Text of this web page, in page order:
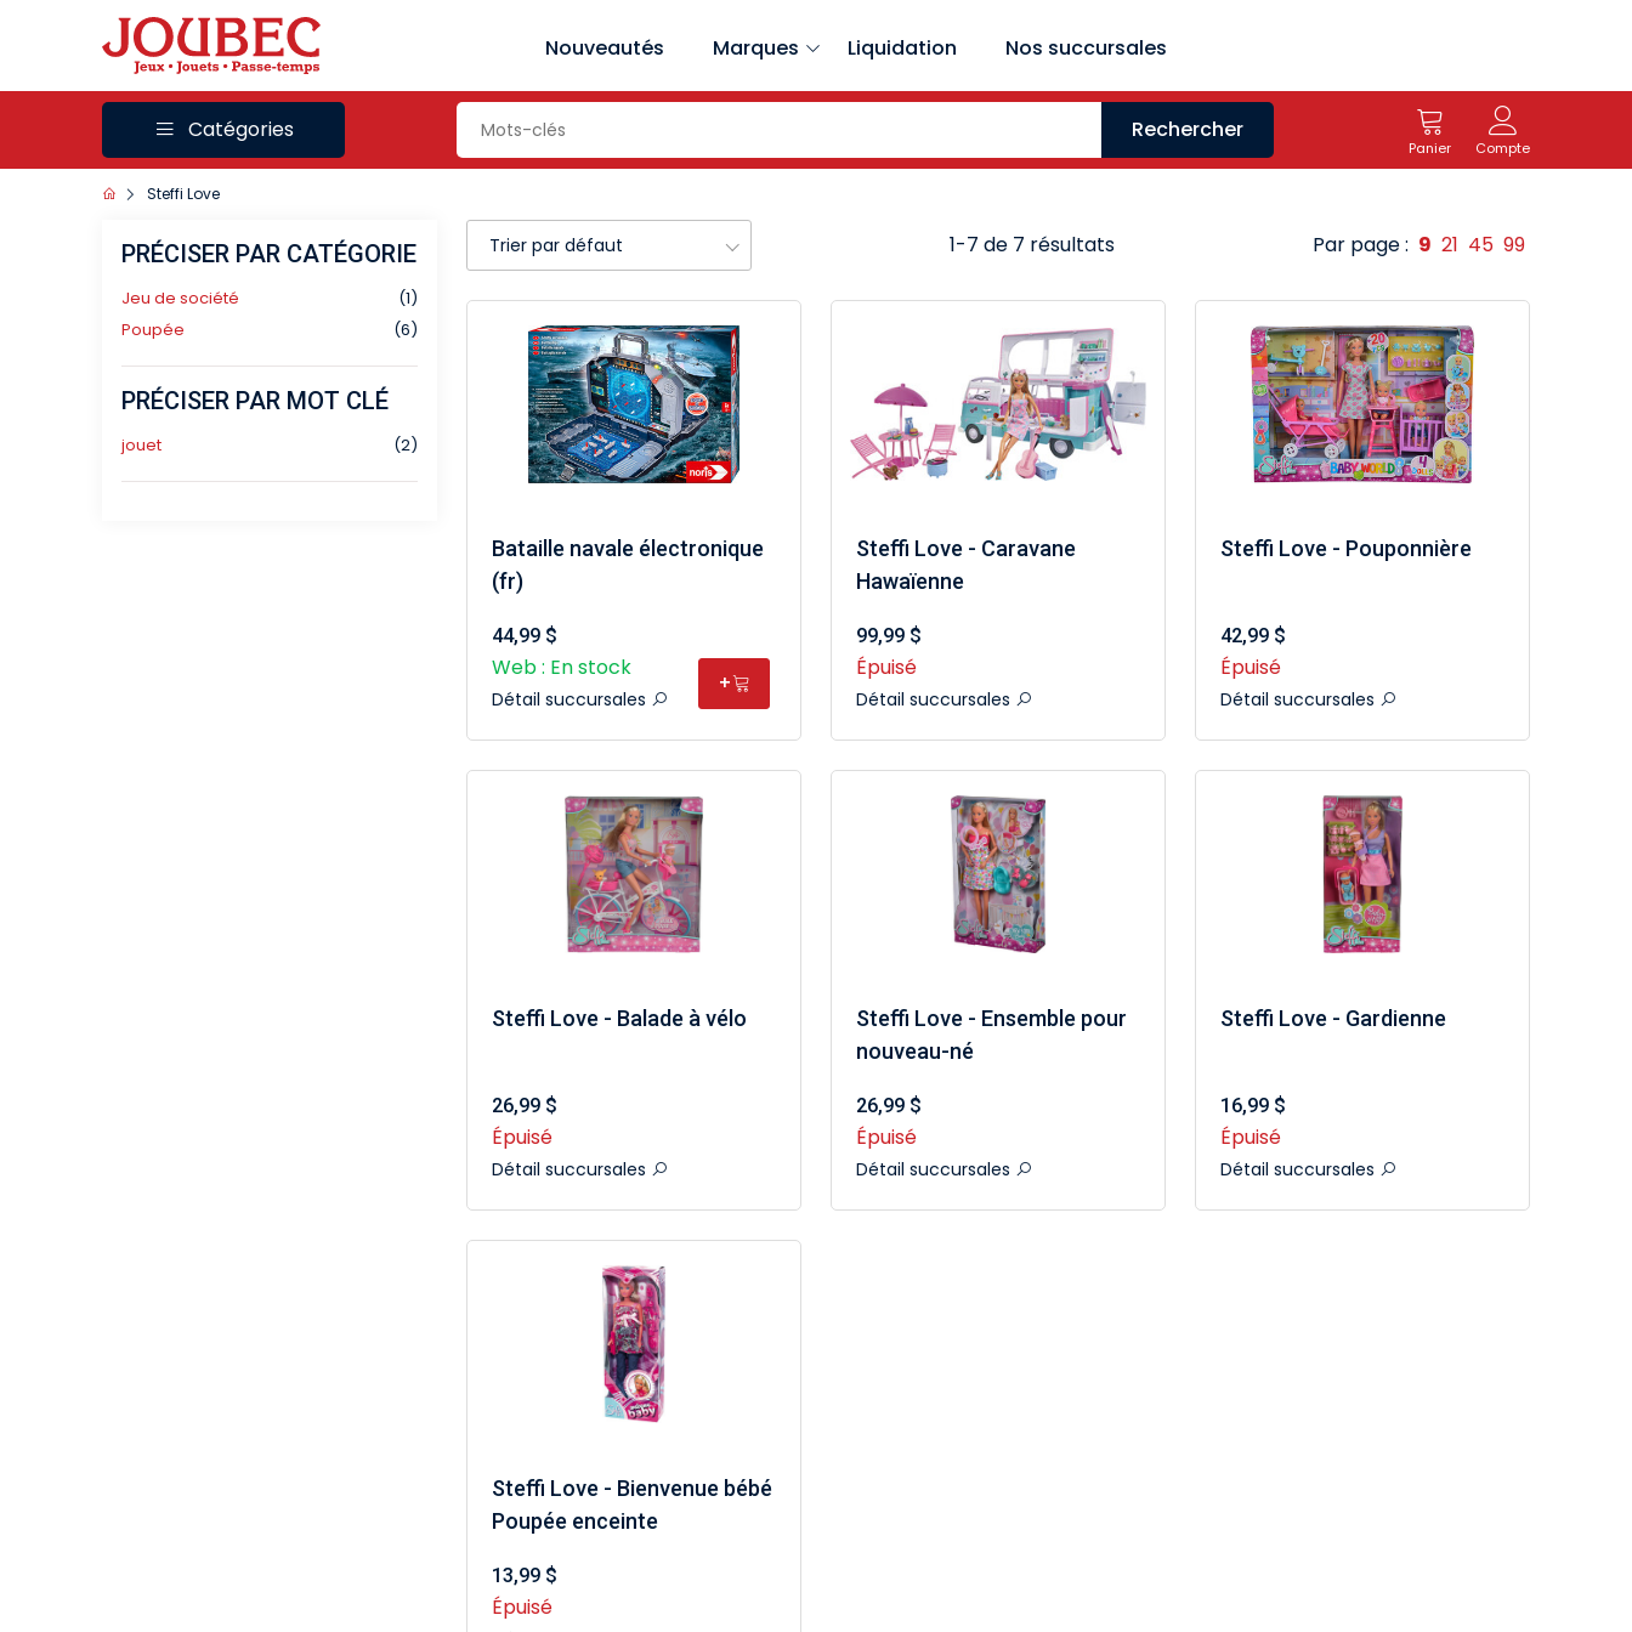
Nouveautés Marques Liquidation Nos succursales
Catégories Rechercher
Panier Compte
Steffi Love
PRÉCISER PAR CATÉGORIE
Jeu de société
(1)
Poupée
(6)
PRÉCISER PAR MOT CLÉ
jouet (2)
Trier par défaut 1-7 de 7 résultats Par page : 9 21 45 99
Bataille navale électronique
(fr)
44,99 $
Web : En stock
Détail succursales
+
Steffi Love - Caravane
Hawaïenne
99,99 $
Épuisé
Détail succursales
Steffi Love - Pouponnière
42,99 $
Épuisé
Détail succursales
Steffi Love - Balade à vélo
26,99 $
Épuisé
Détail succursales
Steffi Love - Ensemble pour
nouveau-né
26,99 $
Épuisé
Détail succursales
Steffi Love - Gardienne
16,99 $
Épuisé
Détail succursales
Steffi Love - Bienvenue bébé
Poupée enceinte
13,99 $
Épuisé